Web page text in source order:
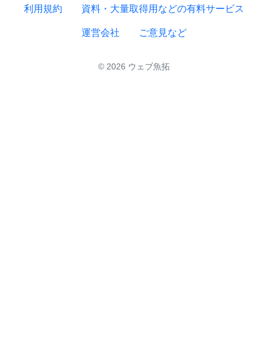
利用規約 資料・大量取得用などの有料サービス
運営会社 ご意見など
© 2026 ウェブ魚拓